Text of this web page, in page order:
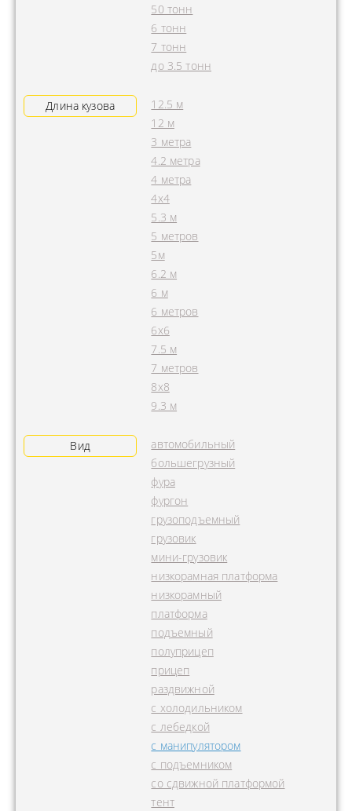
50 тонн
6 тонн
7 тонн
до 3.5 тонн
Длина кузова
12.5 м
12 м
3 метра
4.2 метра
4 метра
4x4
5.3 м
5 метров
5м
6.2 м
6 м
6 метров
6х6
7.5 м
7 метров
8х8
9.3 м
Вид
автомобильный
большегрузный
фура
фургон
грузоподъемный
грузовик
мини-грузовик
низкорамная платформа
низкорамный
платформа
подъемный
полуприцеп
прицеп
раздвижной
с холодильником
с лебедкой
с манипулятором
с подъемником
со сдвижной платформой
тент